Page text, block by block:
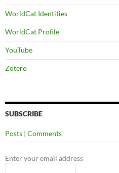
WorldCat Identities
WorldCat Profile
YouTube
Zotero
SUBSCRIBE
Posts | Comments
Enter your email address